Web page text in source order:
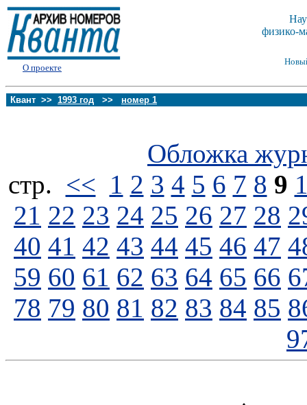
О проекте
физико-
Квант >> 1993 год >> номер 1
Обложка
стp. << 1 2 3 4 5 6 7 8 9
21 22 23 24 25 26 27 28
40 41 42 43 44 45 46 47
59 60 61 62 63 64 65 66
78 79 80 81 82 83 84 85